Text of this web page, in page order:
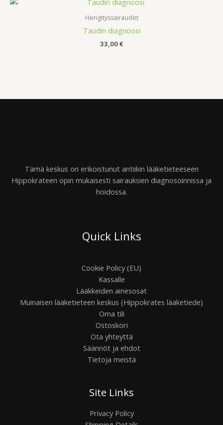
Hengityssairaudet
Taudin diagnoosi
33,00€
Tämä keskus on erikoistunut antiikin lääketieteeseen
Hippokrateen opin mukaisesti sairauksien diagnosoinnissa ja
hoidossa.
Quick Links
Cookie Policy (EU)
Kassalle
Lääkkeiden ainesosat
Muinaisen lääketieteen keskus (Hippokrates lääketiede)
Oma tili
Ostoskori
Ota yhteyttä
Säännöt ja ehdot
Tietoja meistä
Site Links
Privacy Policy